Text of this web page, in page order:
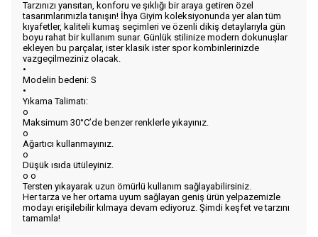
Tarzınızı yansıtan, konforu ve şıklığı bir araya getiren özel
tasarımlarımızla tanışın! İhya Giyim koleksiyonunda yer alan tüm
kıyafetler, kaliteli kumaş seçimleri ve özenli dikiş detaylarıyla gün
boyu rahat bir kullanım sunar. Günlük stilinize modern dokunuşlar
ekleyen bu parçalar, ister klasik ister spor kombinlerinizde
vazgeçilmeziniz olacak.
•
Modelin bedeni: S
•
Yıkama Talimatı:
o
Maksimum 30°C’de benzer renklerle yıkayınız.
o
Ağartıcı kullanmayınız.
o
Düşük ısıda ütüleyiniz.
o o
Tersten yıkayarak uzun ömürlü kullanım sağlayabilirsiniz.
Her tarza ve her ortama uyum sağlayan geniş ürün yelpazemizle
modayı erişilebilir kılmaya devam ediyoruz. Şimdi keşfet ve tarzını
tamamla!